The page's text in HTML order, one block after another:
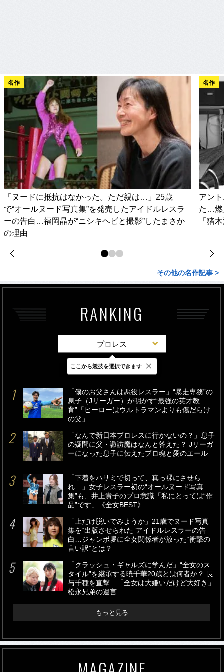
名作
「ヌードに抵抗はなかった。ただ親は…」25歳
で“オールヌード写真集”を発売したアイドルレスラ
ーの告白…福岡晶が“ニシキヘビと撮影”したまさか
の理由
名作
アン
た…燃
「猪
その他の名作記事 >
RANKING
プロレス
最新 24時間 週間
「僕のお父さんは悪役レスラー」“暴走専務”の
息子（Jリーガー）が明かす“最強の英才教
育”「ヒーローはウルトラマンよりも傷だらけ
の父」
「なんで新日本プロレスに行かないの？」息子
の疑問に父・諏訪魔はなんと答えた？ Jリーガ
ーになった息子に伝えたプロ魂と愛のエール
「下着をハサミで切って、真っ裸にさせら
れ…」女子レスラー初の“オールヌード写真
集”も、井上貴子のプロ意識「私にとっては“作
品”です」《全女BEST》
「上だけ脱いでみようか」21歳でヌード写真
集を“出版させられた”アイドルレスラーの告
白…ジャンボ堀に全女関係者が放った“衝撃の
言い訳”とは？
「クラッシュ・ギャルズに学んだ」“全女のス
タイル”を継承する暁千華20歳とは何者か？ 長
与千種を直撃…「全女は大嫌いだけど大好き」
松永兄弟の遺言
もっと見る
ここから競技を選択できます ×